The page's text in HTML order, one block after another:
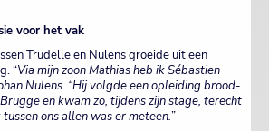
voor het vak
Trudelle en Nulens groeide uit een
“Via mijn zoon Mathias heb ik Sébastien
Nulens. “Hij volgde een opleiding brood-
en kwam zo, tijdens zijn stage, terecht
ons allen was er meteen.”